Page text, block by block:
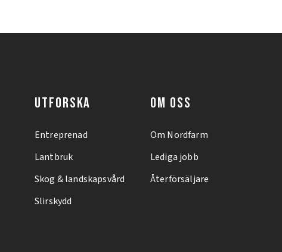
UTFORSKA
Entreprenad
Lantbruk
Skog & landskapsvård
Slirskydd
OM OSS
Om Nordfarm
Lediga jobb
Återförsäljare